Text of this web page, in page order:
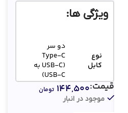
ویژگی ها:
نوع
کابل
دو سر
Type-C
(USB-C به
USB-C)
پشتیبانی از
موجود در انبار
قیمت:۱۴۴,۵۰۰ تومان